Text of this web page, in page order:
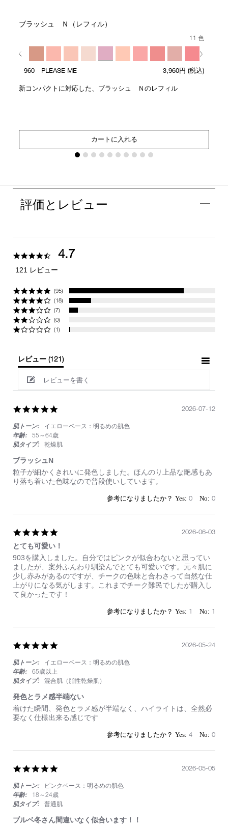
ブラッシュ Ｎ（レフィル）
11 色
960 PLEASE ME 3,960円 (税込)
新コンパクトに対応した、ブラッシュ Ｎのレフィル
カートに入れる
評価とレビュー
4.7
rating
4.7
121 レビュー
(95)
(18)
(7)
(0)
(1)
レビュー (121)
レビューを書く
rating
肌トーン:
イエローベース：明るめの肌色
年齢:
55～64歳
肌タイプ:
乾燥肌
ブラッシュN
Review
by
2026
review
stating
シ
N
粒子が細かくきれいに発色しました。ほんのり上品な艶感もあ
り落ち着いた色味なので普段使いしています。
2026-07-12
0 0
rating
とても可愛い！
Review
by
on
3
Jun
2026
review
stating
と
て
も
可
903を購入しました。自分ではピンクが似合わないと思ってい
ましたが、案外ふんわり馴染んでとても可愛いです。元々肌に
少し赤みがあるのですが、チークの色味と合わさって自然な仕
上がりになる気がします。これまでチーク難民でしたが購入し
て良かったです！
2026-06-03
1 1
rating
肌トーン:
イエローベース：明るめの肌色
年齢:
65歳以上
肌タイプ:
混合肌（脂性乾燥肌）
発色とラメ感半端ない
Review
by
2026
review
stating
ラ
感
端
な
い
着けた瞬間、発色とラメ感が半端なく、ハイライトは、全然必
要なく仕様出来る感じです
2026-05-24
4 0
rating
肌トーン:
ピンクベース：明るめの肌色
年齢:
18～24歳
肌タイプ:
普通肌
ブルベ冬さん間違いなく似合います！！
2026-05-05